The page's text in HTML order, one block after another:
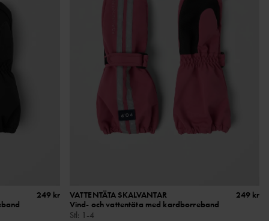
249 kr
VATTENTÄTA SKALVANTAR
Vind- och vattentäta med kardborreband
Stl: 1-4
249 kr